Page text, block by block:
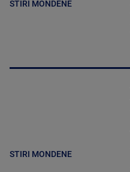
STIRI MONDENE
STIRI MONDENE